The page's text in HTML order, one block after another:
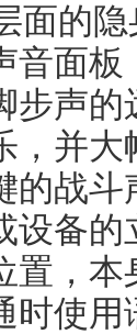
面的
音面板
步声
，并
的战斗
设备
置，
时使